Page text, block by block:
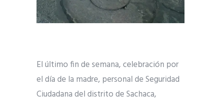
El último fin de semana, celebración por
el día de la madre, personal de Seguridad
Ciudadana del distrito de Sachaca,